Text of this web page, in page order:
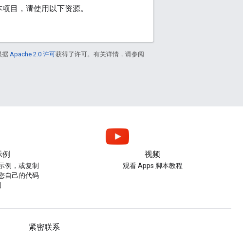
目，请使用以下资源。
据 Apache 2.0 许可获得了许可。有关详情，请参阅
例
例，或复制
自己的代码
视频
观看 Apps 脚本教程
紧密联系